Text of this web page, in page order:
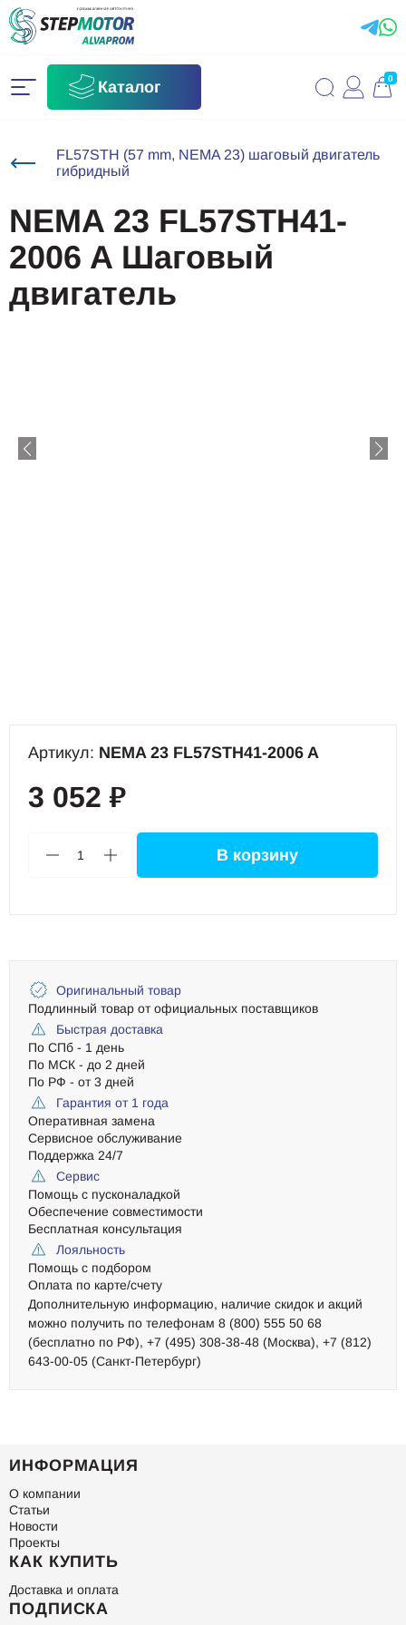
Каталог 0
FL57STH (57 mm, NEMA 23) шаговый двигатель
гибридный
NEMA 23 FL57STH41-
2006 A Шаговый
двигатель
Артикул: NEMA 23 FL57STH41-2006 A
3 052 ₽
1 В корзину
Оригинальный товар
Подлинный товар от официальных поставщиков
Быстрая доставка
По СПб - 1 день
По МСК - до 2 дней
По РФ - от 3 дней
Гарантия от 1 года
Оперативная замена
Сервисное обслуживание
Поддержка 24/7
Сервис
Помощь с пусконаладкой
Обеспечение совместимости
Бесплатная консультация
Лояльность
Помощь с подбором
Оплата по карте/счету
Дополнительную информацию, наличие скидок и акций
можно получить по телефонам 8 (800) 555 50 68
(бесплатно по РФ), +7 (495) 308-38-48 (Москва), +7 (812)
643-00-05 (Санкт-Петербург)
ИНФОРМАЦИЯ
О компании
Статьи
Новости
Проекты
КАК КУПИТЬ
Доставка и оплата
ПОДПИСКА